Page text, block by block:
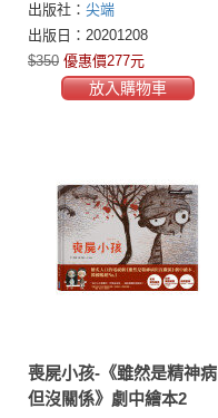
出版社： 尖端
出版日：20201208
$350 優惠價277元
放入購物車
喪屍小孩-《雖然是精神病
但沒關係》劇中繪本2